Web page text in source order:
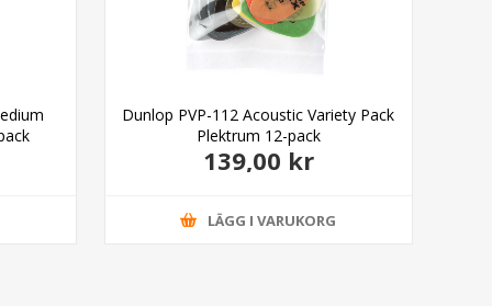
Dunlop PVP-112 Acoustic Variety Pack
Plektrum 12-pack
139,00 kr
LÄGG I VARUKORG